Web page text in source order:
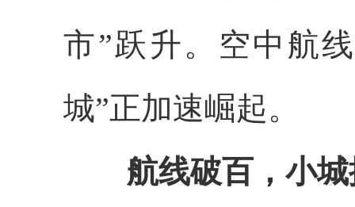
市”跃升。空中航
城”正加速崛起。
航线破百，小